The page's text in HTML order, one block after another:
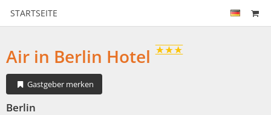
STARTSEITE
Air in Berlin Hotel
Gastgeber merken
Berlin